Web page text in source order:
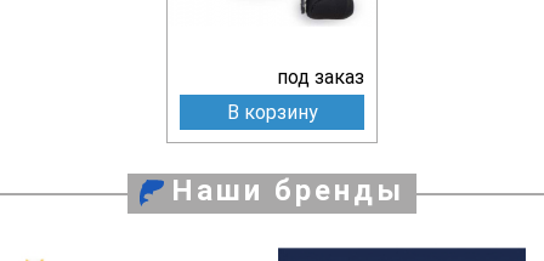
под заказ
В корзину
Наши бренды